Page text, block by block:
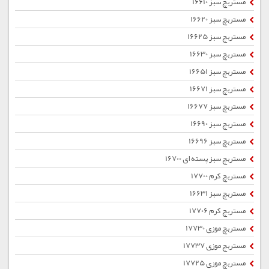
مستربچ سبز 16620
مستربچ سبز 16625
مستربچ سبز 16630
مستربچ سبز 16651
مستربچ سبز 16671
مستربچ سبز 16677
مستربچ سبز 16690
مستربچ سبز 16696
مستربچ سبز پسته ای 16700
مستربچ کرم 17700
مستربچ سبز 16631
مستربچ کرم 17706
مستربچ موزی 17730
مستربچ موزی 17737
مستربچ موزی 17725